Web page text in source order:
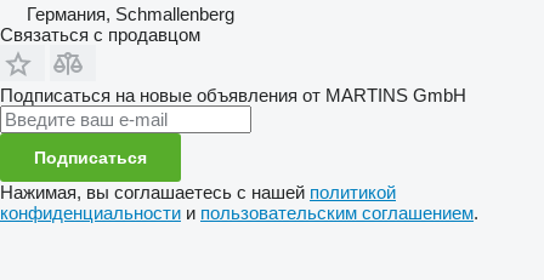
Германия, Schmallenberg
Связаться с продавцом
Подписаться на новые объявления от MARTINS GmbH
Подписаться
Нажимая, вы соглашаетесь с нашей политикой
конфиденциальности и пользовательским соглашением.